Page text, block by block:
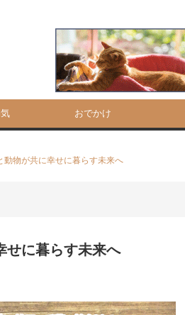
おでかけ
物が共に幸せに暮らす未来へ
せに暮らす未来へ